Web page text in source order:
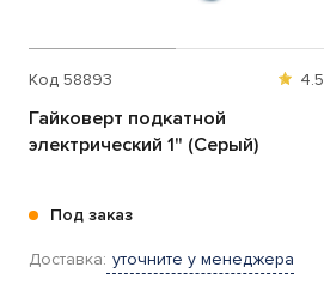
Код 58893 4.5
Гайковерт подкатной
электрический 1" (Серый)
Под заказ
Доставка: уточните у менеджера